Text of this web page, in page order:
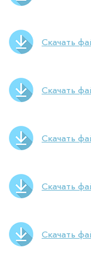
Скачать
Скачать
Скачать
Скачать
Скачать